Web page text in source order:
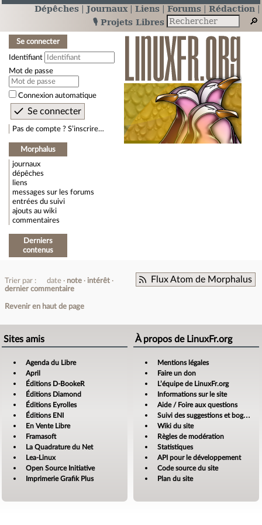
Dépêches Journaux Liens Forums
Rédaction
🎙️ Projets Libres
Se connecter
Identifiant
Mot de passe
Connexion automatique
Pas de compte ? S’inscrire…
Morphalus
journaux
dépêches
liens
messages sur les forums
entrées du suivi
ajouts au wiki
commentaires
Derniers
contenus
Flux Atom de Morphalus
Trier par : date note
intérêt
dernier commentaire
Revenir en haut de page
Sites amis
Agenda du Libre
April
Éditions D-BookeR
Éditions Diamond
Éditions Eyrolles
Éditions ENI
En Vente Libre
Framasoft
La Quadrature du Net
Lea-Linux
Open Source Initiative
Imprimerie Grafik Plus
À propos de LinuxFr.org
Mentions légales
Faire un don
L’équipe de LinuxFr.org
Informations sur le site
Aide / Foire aux questions
Suivi des suggestions et bogues
Wiki du site
Règles de modération
Statistiques
API pour le développement
Code source du site
Plan du site